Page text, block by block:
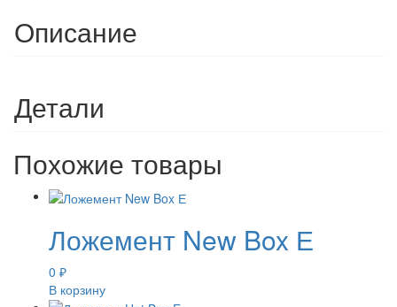
Описание
Детали
Похожие товары
Ложемент New Box Е
0 ₽
В корзину